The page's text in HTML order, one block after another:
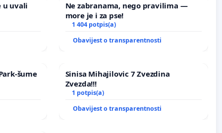
u uvali
Ne zabranama, nego pravilima —
more je i za pse!
1 404 potpis(a)
Obavijest o transparentnosti
šume
Sinisa Mihajilovic 7 Zvezdina
Zvezda!!!
1 potpis(a)
Obavijest o transparentnosti